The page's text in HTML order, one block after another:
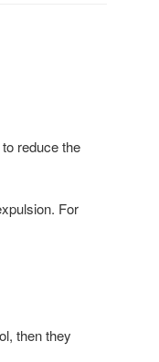
reduce the
For
then they